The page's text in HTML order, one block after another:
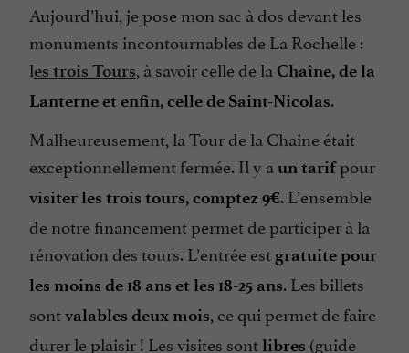
Aujourd’hui, je pose mon sac à dos devant les
monuments incontournables de La Rochelle :
les trois Tours, à savoir celle de la Chaîne, de la
Lanterne et enfin, celle de Saint-Nicolas.
Malheureusement, la Tour de la Chaine était
exceptionnellement fermée. Il y a un tarifpour
visiter les trois tours, comptez 9€. L’ensemble
de notre financement permet de participer à la
rénovation des tours. L’entrée est gratuite pour
les moins de 18 ans et les 18-25 ans. Les billets
sontvalables deux mois, ce qui permet de faire
durer le plaisir ! Les visites sontlibres (guide